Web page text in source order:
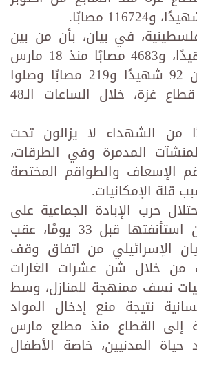
في بيان، بأن من بين
الحصيلة 1783 شهيدًا، و4683 مصابًا منذ 18 مارس
الماضي، وقالت إن 92 شهيدًا و219 مصابًا وصلوا
إلى مستشفيات قطاع غزة، خلال الساعات الـ48
من الشهداء لا يزالون تحت
المدمرة وفي الطرقات،
الإسعاف والطواقم المختصة
قلة الإمكانيات.
حرب الإبادة الجماعية على
قطاع غزة، منذ أن استأنفتها قبل 33 يومًا، عقب
الإسرائيلي من اتفاق وقف
من خلال شن عشرات الغارات
نسف ممنهجة للمنازل، وسط
نتيجة منع إدخال المواد
إلى القطاع منذ مطلع مارس
المدنيين، خاصة الأطفال